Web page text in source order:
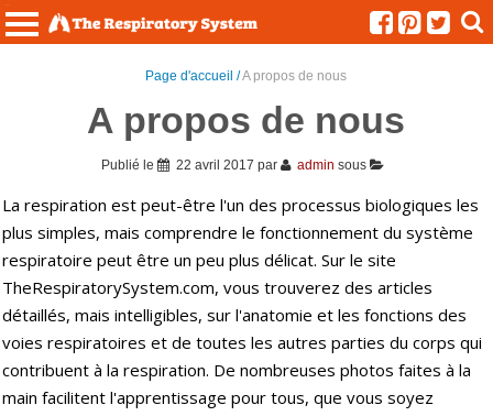
Page d'accueil /A propos de nous
A propos de nous
Publié le 22 avril 2017 par admin sous
La respiration est peut-être l'un des processus biologiques les
plus simples, mais comprendre le fonctionnement du système
respiratoire peut être un peu plus délicat. Sur le site
TheRespiratorySystem.com, vous trouverez des articles
détaillés, mais intelligibles, sur l'anatomie et les fonctions des
voies respiratoires et de toutes les autres parties du corps qui
contribuent à la respiration. De nombreuses photos faites à la
main facilitent l'apprentissage pour tous, que vous soyez